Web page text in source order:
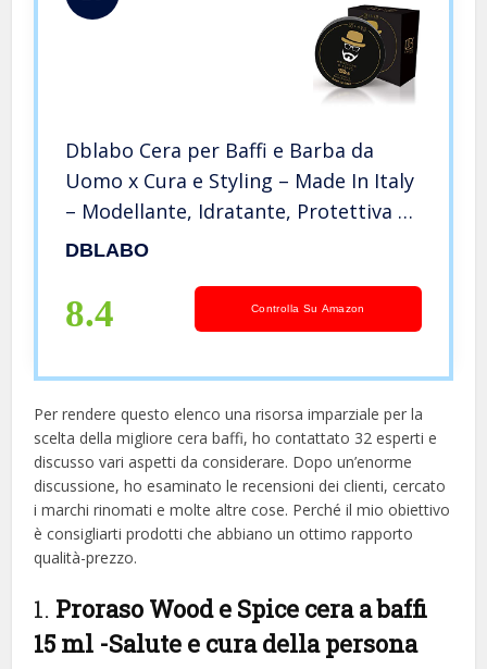
Dblabo Cera per Baffi e Barba da
Uomo x Cura e Styling – Made In Italy
– Modellante, Idratante, Protettiva –
Peli Nutriti per Tutto il Giorno
DBLABO
8.4 Controlla Su Amazon
Per rendere questo elenco una risorsa imparziale per la
scelta della migliore cera baffi, ​​ho contattato 32 esperti e
discusso vari aspetti da considerare. Dopo un’enorme
discussione, ho esaminato le recensioni dei clienti, cercato
i marchi rinomati e molte altre cose. Perché il mio obiettivo
è consigliarti prodotti che abbiano un ottimo rapporto
qualità-prezzo.
1. Proraso Wood e Spice cera a baffi
15 ml -Salute e cura della persona